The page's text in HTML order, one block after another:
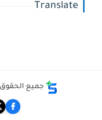
Translate
جميع